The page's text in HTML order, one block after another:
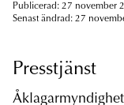
Publicerad: 27 november
Senast ändrad: 27
Presstjänst